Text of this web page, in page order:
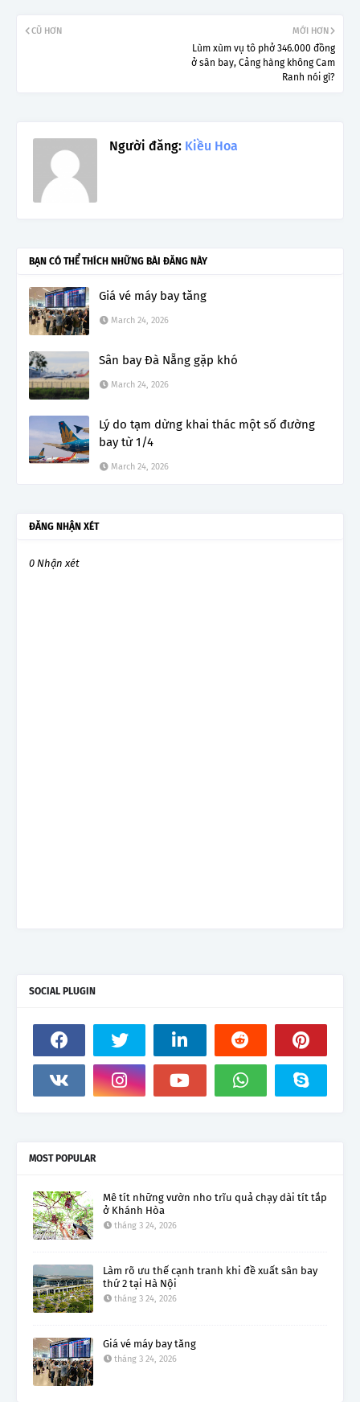
MỚI HƠN
Lùm xùm vụ tô phở 346.000 đồng
ở sân bay, Cảng hàng không Cam
Ranh nói gì?
CŨ HƠN
Người đăng: Kiều Hoa
BẠN CÓ THỂ THÍCH NHỮNG BÀI ĐĂNG NÀY
Giá vé máy bay tăng
March 24, 2026
Sân bay Đà Nẵng gặp khó
March 24, 2026
Lý do tạm dừng khai thác một số đường
bay từ 1/4
March 24, 2026
ĐĂNG NHẬN XÉT
0 Nhận xét
SOCIAL PLUGIN
MOST POPULAR
Mê tít những vườn nho trĩu quả chạy dài tít tắp
ở Khánh Hòa
tháng 3 24, 2026
Làm rõ ưu thế cạnh tranh khi đề xuất sân bay
thứ 2 tại Hà Nội
tháng 3 24, 2026
Giá vé máy bay tăng
tháng 3 24, 2026